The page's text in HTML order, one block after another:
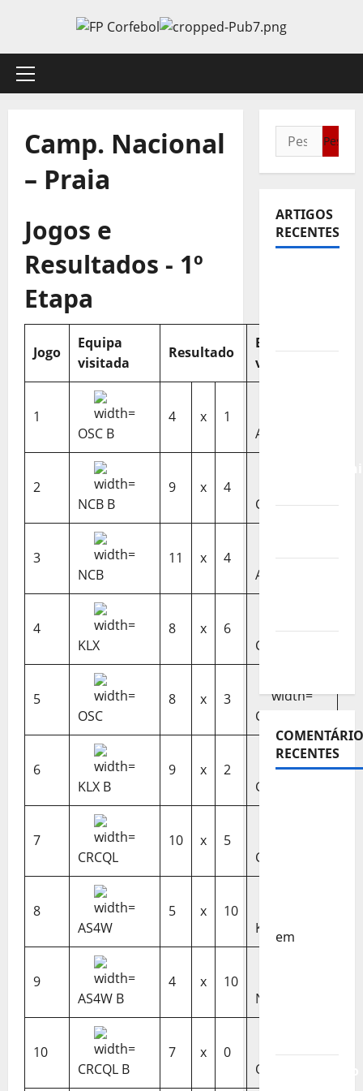
o
conteúdo
Menu
Camp. Nacional
– Praia
Jogos e
Resultados - 1º
Etapa
Jogo
Equipa
visitada
Resultado
Equipa
visitante
1
OSC B
4 x
1
AS4W B
2
NCB B
9 x
4
CRCQL B
3
NCB
11 x
4
AS4W
4
KLX
8 x
6
CCCD
5
OSC
8 x
3
CCO B
6
KLX B
9 x
2
GDBD
7
CRCQL
10 x
5
CCO
8
AS4W
5 x
10
KLX
9
AS4W B
4 x
10
NCB B
10
CRCQL B
7 x
0
OSC B
Pesquisar
por:
ARTIGOS
RECENTES
RECENTES
em